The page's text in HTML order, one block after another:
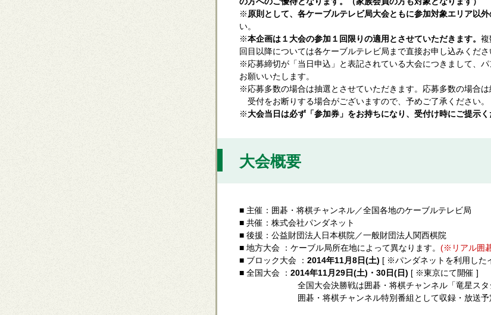
※原則として、各ケーブルテレビ局大会ともに参加対象エリア以外
い。
※本企画は１大会の参加１回限りの適用とさせていただきます。 複
回目以降については各ケーブルテレビ局まで直接お申し込みくださ
※応募締切が「当日申込」と表記されている大会につきまして、
お願いいたします。
※応募多数の場合は抽選とさせていただきます。応募多数の場合は
受付をお断りする場合がございますので、予めご了承ください。
※大会当日は必ず「参加券」をお持ちになり、受付け時にご提示く
大会概要
■ 主催：囲碁・将棋チャンネル／全国各地のケーブルテレビ局
■ 共催：株式会社パンダネット
■ 後援：公益財団法人日本棋院／一般財団法人関西棋院
■ 地方大会 ：ケーブル局所在地によって異なります。 (※リアル囲
■ ブロック大会 ： 2014年11月8日(土) [ ※パンダネットを利用した
■ 全国大会 ： 2014年11月29日(土)・30日(日) [ ※東京にて開催 ]
全国大会決勝戦は囲碁・将棋チャンネル「竜星スタジ
囲碁・将棋チャンネル特別番組として収録・放送予